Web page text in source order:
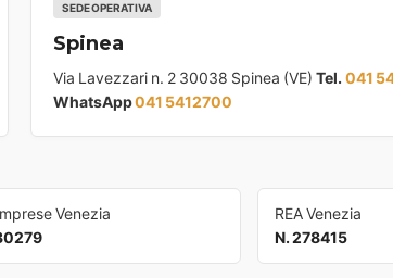
SEDE OPERATIVA
Spinea
Via Lavezzari n. 2 30038 Spinea (VE)Tel. 041
WhatsApp041 5412700
Venezia
REA Venezia
N. 278415